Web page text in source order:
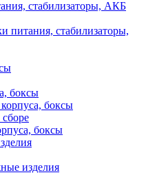
стабилизаторы, АКБ
питания, стабилизаторы,
боксы
боксы
боксы
изделия